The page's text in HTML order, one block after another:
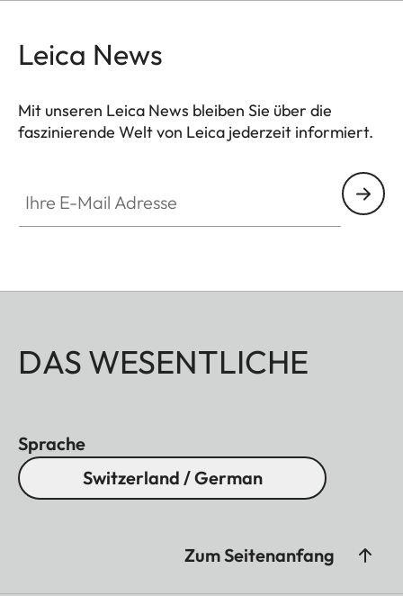
Leica News
Mit unseren Leica News bleiben Sie über die
faszinierende Welt von Leica jederzeit informiert.
DAS WESENTLICHE
Sprache
Switzerland / German
Zum Seitenanfang